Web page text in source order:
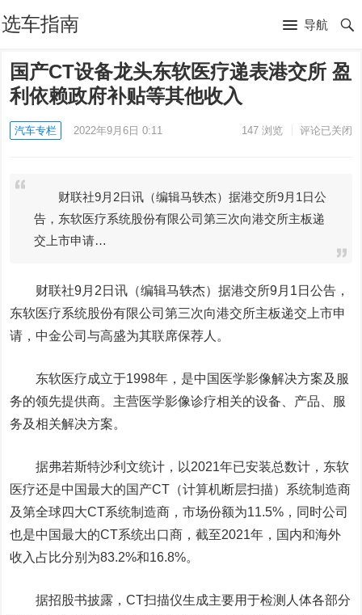
选车指南 导航
国产CT设备龙头东软医疗递表港交所 盈
利依赖政府补贴等其他收入
汽车专栏 2022年9月6日 0:11 147浏览 评论已关闭
财联社9月2日讯（编辑马轶杰）据港交所9月1日公
告，东软医疗系统股份有限公司第三次向港交所主板递
交上市申请…
财联社9月2日讯（编辑马轶杰）据港交所9月1日公告，
东软医疗系统股份有限公司第三次向港交所主板递交上市申
请， 中金公司与高盛为其联席保荐人。
东软医疗成立于1998年，是中国医学影像解决方案及服
务的领先提供商。主营医学影像诊疗相关的设备、产品、服
务及相关解决方案。
据弗若斯特沙利文统计，以2021年已安装总数计，东软
医疗还是中国最大的国产CT（计算机断层扫描）系统制造商
及第全球四大CT系统制造商，市场份额为11.5%，同时公司
也是中国最大的CT系统出口商，截至2021年，国内和海外
收入占比分别为83.2%和16.8%。
据招股书披露，CT扫描仪生成主要用于检测人体各部分